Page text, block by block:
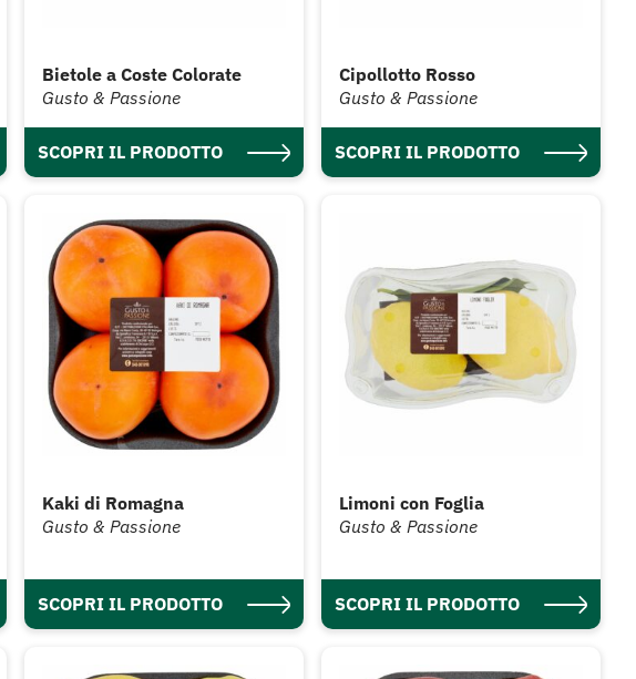
Bietole a Coste Colorate
Gusto & Passione
SCOPRI IL PRODOTTO
Cipollotto Rosso
Gusto & Passione
SCOPRI IL PRODOTTO
Kaki di Romagna
Gusto & Passione
SCOPRI IL PRODOTTO
Limoni con Foglia
Gusto & Passione
SCOPRI IL PRODOTTO